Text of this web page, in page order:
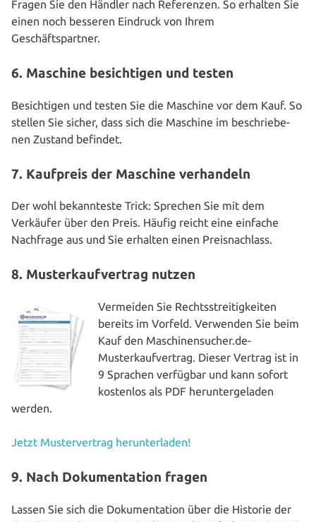
Fragen Sie den Händler nach Refe­ren­zen. So erhalten Sie
einen noch besseren Eindruck von Ihrem
Geschäftspartner.
6. Maschine besichtigen und testen
Besich­ti­gen und testen Sie die Maschine vor dem Kauf. So
stellen Sie sicher, dass sich die Maschine im beschrie­be­
nen Zustand befindet.
7. Kaufpreis der Maschine verhandeln
Der wohl bekann­tes­te Trick: Sprechen Sie mit dem
Verkäufer über den Preis. Häufig reicht eine einfache
Nachfrage aus und Sie erhalten einen Preisnachlass.
8. Musterkaufvertrag nutzen
Vermeiden Sie Rechts­strei­tig­kei­ten
bereits im Vorfeld. Verwenden Sie beim
Kauf den Maschinensucher.de-
Musterkaufvertrag. Dieser Vertrag ist in
9 Sprachen verfügbar und kann sofort
kostenlos als PDF her­un­ter­ge­la­den
werden.
Jetzt Mus­ter­ver­trag herunterladen!
9. Nach Dokumentation fragen
Lassen Sie sich die Doku­men­ta­ti­on über die Historie der